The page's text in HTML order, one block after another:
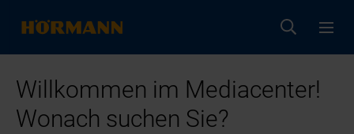
Willkommen im Mediacenter!
Wonach suchen Sie?